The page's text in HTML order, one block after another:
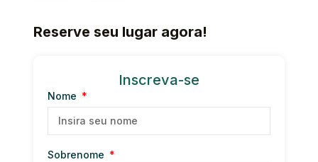
Reserve seu lugar agora!
Inscreva-se
Nome
Sobrenome